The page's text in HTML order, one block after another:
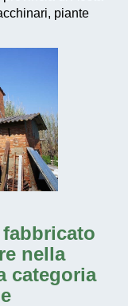
piante
nella
categoria